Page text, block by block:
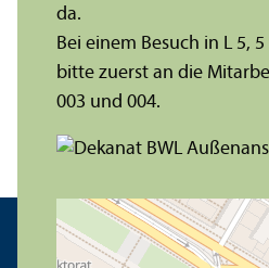
da.
Bei einem Besuch in L 5,
bitte zuerst an die
003 und 004.